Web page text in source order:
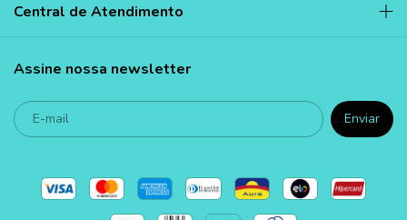
Central de Atendimento
Assine nossa newsletter